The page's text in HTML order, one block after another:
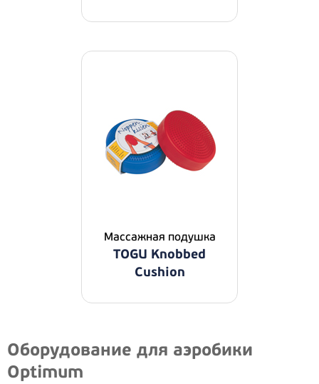
Массажная подушка
TOGU Knobbed
Cushion
Оборудование для аэробики
Optimum